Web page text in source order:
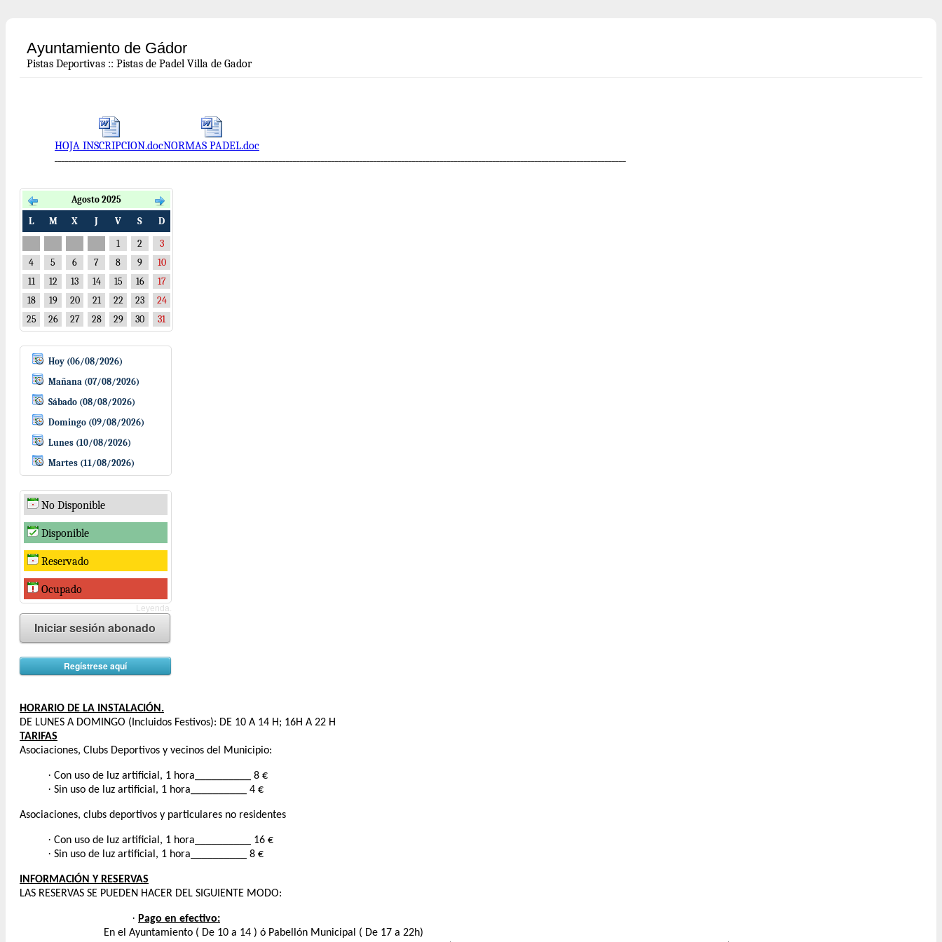
Ayuntamiento de Gádor
Pistas Deportivas :: Pistas de Padel Villa de Gador
HOJA INSCRIPCION.docNORMAS PADEL.doc
Agosto 2025
L M X J V S
D
1
2
3
4
5 6 7 8 9
10
11
12 13 14 15 16
17
18
19 20 21 22 23
24
25
26 27 28 29 30 31
Hoy (06/08/2026)
Mañana (07/08/2026)
Sábado (08/08/2026)
Domingo (09/08/2026)
Lunes (10/08/2026)
Martes (11/08/2026)
No Disponible
Disponible
Reservado
Ocupado
Leyenda.
Iniciar sesión abonado
Regístrese aquí
HORARIO DE LA INSTALACIÓN.
DE LUNES A DOMINGO (Incluidos Festivos): DE 10 A 14 H; 16H A 22 H
TARIFAS
Asociaciones, Clubs Deportivos y vecinos del Municipio:
· Con uso de luz artificial, 1 hora__________ 8 €
· Sin uso de luz artificial, 1 hora__________ 4 €
Asociaciones, clubs deportivos y particulares no residentes
· Con uso de luz artificial, 1 hora__________ 16 €
· Sin uso de luz artificial, 1 hora__________ 8 €
INFORMACIÓN Y RESERVAS
LAS RESERVAS SE PUEDEN HACER DEL SIGUIENTE MODO:
· Pago en efectivo:
En el Ayuntamiento ( De 10 a 14 ) ó Pabellón Municipal ( De 17 a 22h)